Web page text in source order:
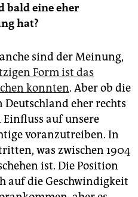
bald eine eher
hat?
sind der Meinung,
Form ist das
konnten. Aber ob die
eher rechts
auf unsere
voranzutreiben. In
was zwischen 1904
ist. Die Position
auf die Geschwindigkeit